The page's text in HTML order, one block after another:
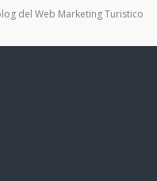
del Web Marketing Turistico